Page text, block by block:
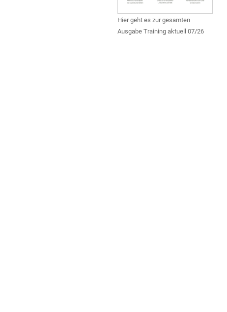
Hier geht es zur gesamten
Ausgabe Training aktuell 07/26